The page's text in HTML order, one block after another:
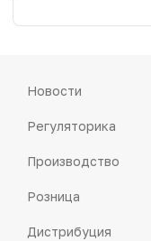
Новости
Регуляторика
Производство
Розница
Дистрибуция